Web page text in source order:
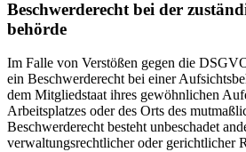
Beschwerde­recht bei der
behörde
Im Falle von Verstößen gegen die
ein Beschwerderecht bei einer
dem Mitgliedstaat ihres gewöhnlichen
Arbeitsplatzes oder des Orts des
Beschwerderecht besteht unbeschadet
verwaltungsrechtlicher oder gerichtlicher